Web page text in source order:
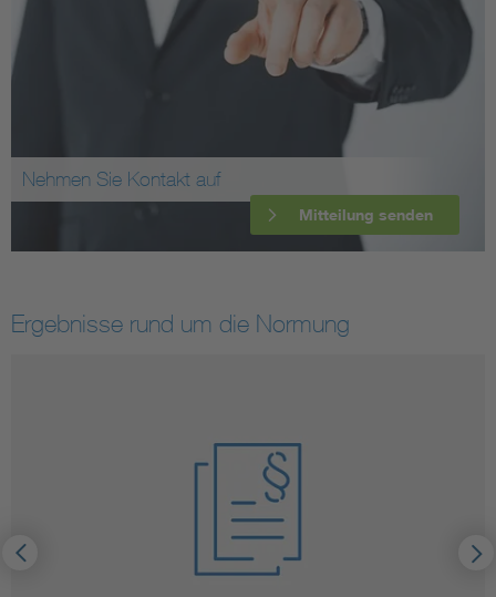
Nehmen Sie Kontakt auf
Mitteilung senden
Ergebnisse rund um die Normung